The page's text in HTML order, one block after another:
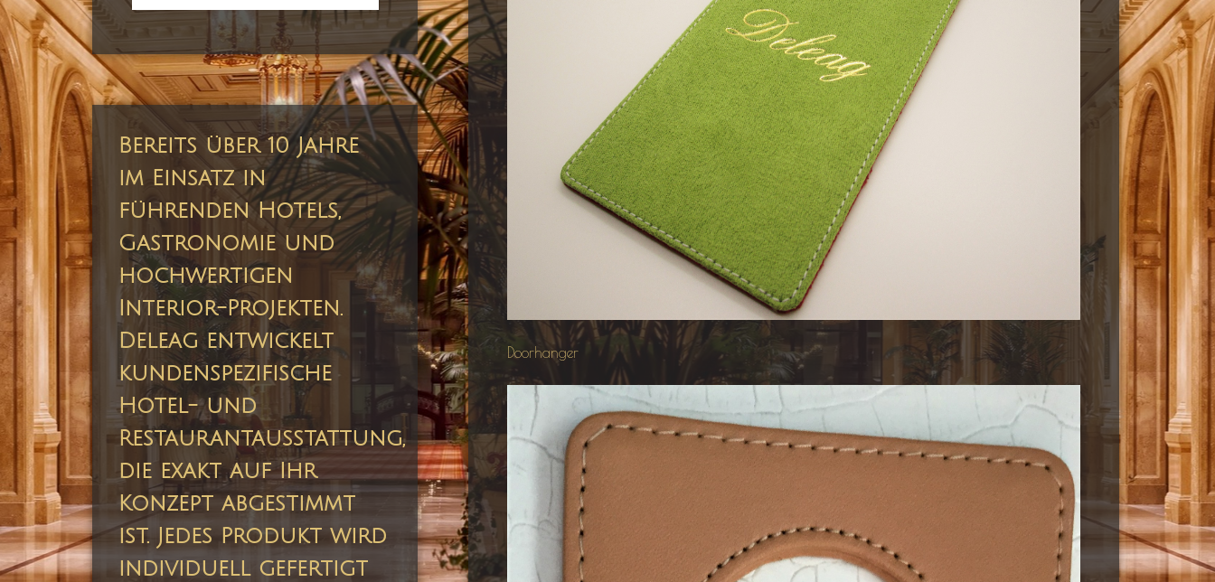
Doorhanger
Bereits über 10 Jahre
im Einsatz in
führenden Hotels,
Gastronomie und
hochwertigen
Interior-Projekten.
Deleag entwickelt
kundenspezifische
Hotel- und
Restaurantausstattung,
die exakt auf Ihr
Konzept abgestimmt
ist. Jedes Produkt wird
individuell gefertigt